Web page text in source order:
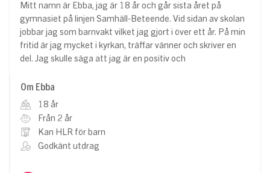
Mitt namn är Ebba, jag är 18 år och går sista året på
gymnasiet på linjen Samhäll-Beteende. Vid sidan av skolan
jobbar jag som barnvakt vilket jag gjort i över ett år. På min
fritid är jag mycket i kyrkan, träffar vänner och skriver en
del. Jag skulle säga att jag är en positiv och
Om Ebba
18 år
Från 2 år
Kan HLR för barn
Godkänt utdrag